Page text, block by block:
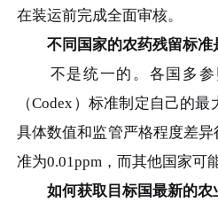
在装运前完成全面审核。
不同国家的农药残留标准
不是统一的。各国多参
（Codex）标准制定自己的
具体数值和监管严格程度差
准为0.01ppm，而其他国家可
如何获取目标国最新的农